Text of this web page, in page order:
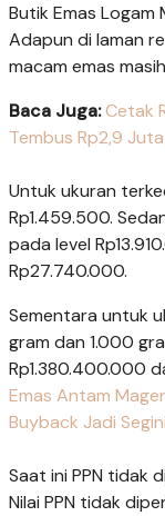
Butik Emas Logam
Adapun di laman
macam emas
Baca Juga:Cetak
Tembus Rp2,9
Untuk ukuran
Rp1.459.500.
pada level
Rp27.740.000.
Sementara untuk
gram dan 1.000
Rp1.380.400.000
Emas Antam
Buyback Jadi Segini
Saat ini PPN tidak
Nilai PPN tidak